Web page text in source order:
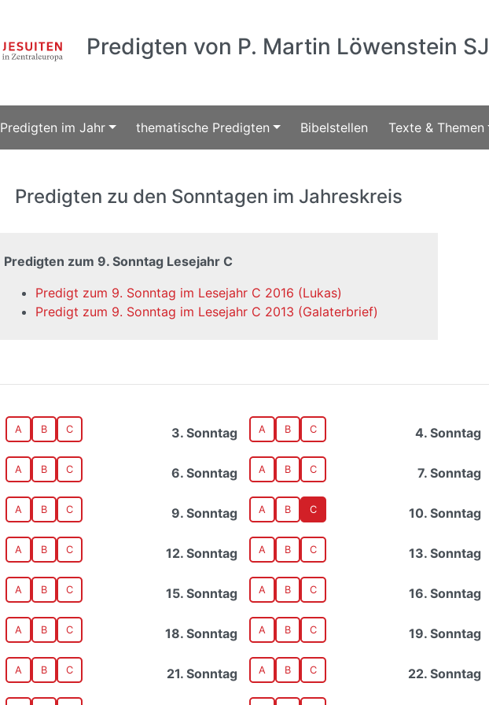
Predigten von P. Martin Löwenstein SJ
Predigten im Jahr thematische Predigten Bibelstellen Texte & Themen
Predigten zu den Sonntagen im Jahreskreis
Predigten zum 9. Sonntag Lesejahr C
Predigt zum 9. Sonntag im Lesejahr C 2016 (Lukas)
Predigt zum 9. Sonntag im Lesejahr C 2013 (Galaterbrief)
A B C 3. Sonntag A B C 4. Sonntag
A B C 6. Sonntag A B C 7. Sonntag
A B C 9. Sonntag A B C 10. Sonntag
A B C 12. Sonntag A B C 13. Sonntag
A B C 15. Sonntag A B C 16. Sonntag
A B C 18. Sonntag A B C 19. Sonntag
A B C 21. Sonntag A B C 22. Sonntag